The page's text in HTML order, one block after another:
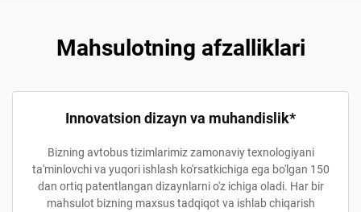
Mahsulotning afzalliklari
Innovatsion dizayn va muhandislik*
Bizning avtobus tizimlarimiz zamonaviy texnologiyani
ta'minlovchi va yuqori ishlash ko'rsatkichiga ega bo'lgan 150
dan ortiq patentlangan dizaynlarni o'z ichiga oladi. Har bir
mahsulot bizning maxsus tadqiqot va ishlab chiqarish